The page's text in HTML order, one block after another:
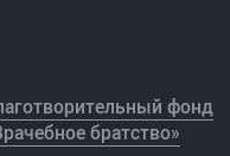
фонд
братство»